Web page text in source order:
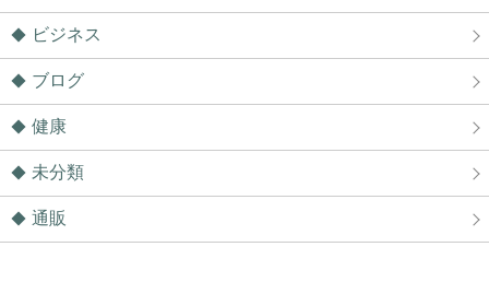
ビジネス
ブログ
健康
未分類
通販